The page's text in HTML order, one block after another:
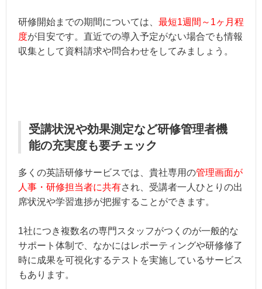
研修開始までの期間については、 最短1週間～1ヶ月程
度が目安です。直近での導入予定がない場合でも情報
収集として資料請求や問合わせをしてみましょう。
受講状況や効果測定など研修管理者機
能の充実度も要チェック
多くの英語研修サービスでは、貴社専用の管理画面が
人事・研修担当者に共有され、受講者一人ひとりの出
席状況や学習進捗が把握することができます。
1社につき複数名の専門スタッフがつくのが一般的な
サポート体制で、なかにはレポーティングや研修修了
時に成果を可視化するテストを実施しているサービス
もあります。